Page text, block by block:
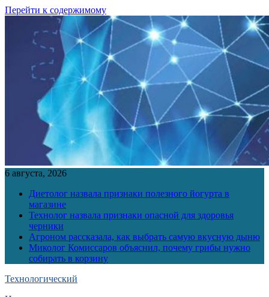
Перейти к содержимому
6 августа, 2026
Диетолог назвала признаки полезного йогурта в
магазине
Технолог назвала признаки опасной для здоровья
черники
Агроном рассказала, как выбрать самую вкусную дыню
Миколог Комиссаров объяснил, почему грибы нужно
собирать в корзину
Технологический